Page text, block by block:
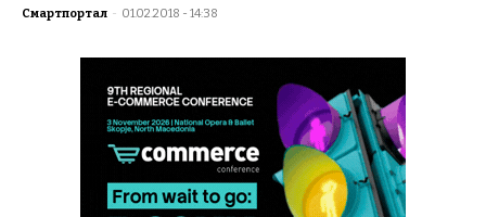
Смартпортал - 01.02.2018 - 14:38